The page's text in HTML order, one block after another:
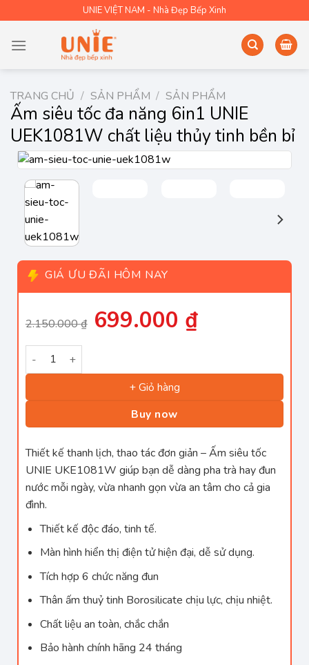
to
content
UNIE VIỆT NAM - Nhà Đẹp Bếp Xinh
TRANG CHỦ / SẢN PHẨM / SẢN PHẨM
Ấm siêu tốc đa năng 6in1 UNIE
UEK1081W chất liệu thủy tinh bền bỉ
GIÁ ƯU ĐÃI HÔM NAY
2.150.000₫
Giá
gốc
699.000 ₫Giá
Ấm siêu tốc đa năng 6in1 UNIE UEK1081W chất liệu thủy
+ Giỏ hàng
Buy now
Thiết kế thanh lịch, thao tác đơn giản – Ấm siêu tốc
UNIE UKE1081W giúp bạn dễ dàng pha trà hay đun
nước mỗi ngày, vừa nhanh gọn vừa an tâm cho cả gia
đình.
Thiết kế độc đáo, tinh tế.
Màn hình hiển thị điện tử hiện đại, dễ sử dụng.
Tích hợp 6 chức năng đun
Thân ấm thuỷ tinh Borosilicate chịu lực, chịu nhiệt.
Chất liệu an toàn, chắc chắn
Bảo hành chính hãng 24 tháng